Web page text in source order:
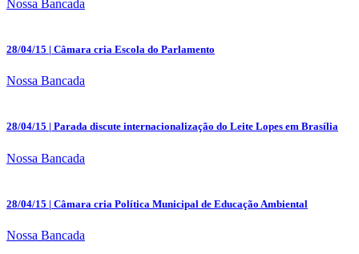
Nossa Bancada
28/04/15 | Câmara cria Escola do Parlamento
Nossa Bancada
28/04/15 | Parada discute internacionalização do Leite Lopes em Brasília
Nossa Bancada
28/04/15 | Câmara cria Política Municipal de Educação Ambiental
Nossa Bancada